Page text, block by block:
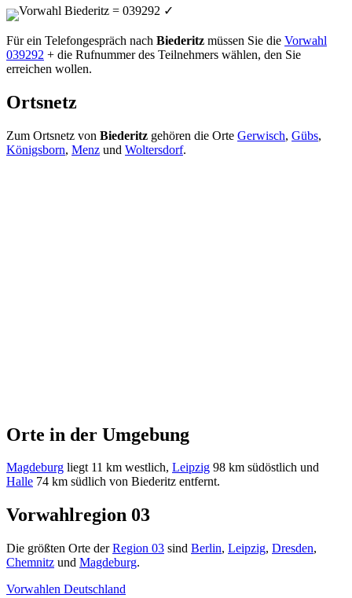
Vorwahl Biederitz = 039292 ✓
Für ein Telefongespräch nach Biederitz müssen Sie die Vorwahl
039292 + die Rufnummer des Teilnehmers wählen, den Sie
erreichen wollen.
Ortsnetz
Zum Ortsnetz von Biederitz gehören die Orte Gerwisch, Gübs,
Königsborn, Menz und Woltersdorf.
Orte in der Umgebung
Magdeburg liegt 11 km westlich, Leipzig 98 km südöstlich und
Halle 74 km südlich von Biederitz entfernt.
Vorwahlregion 03
Die größten Orte derRegion 03 sind Berlin, Leipzig, Dresden,
Chemnitz und Magdeburg.
Vorwahlen Deutschland